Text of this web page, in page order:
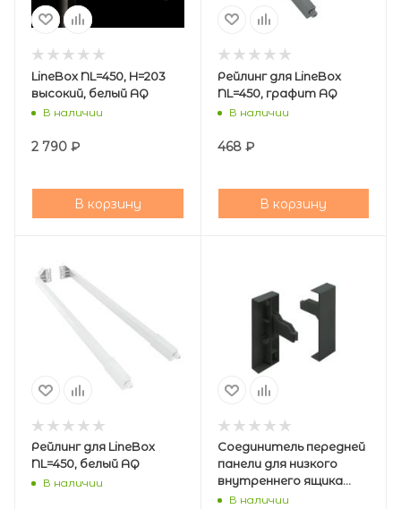
LineBox NL=450, H=203
высокий, белый AQ
В наличии
2 790 ₽
В корзину
Рейлинг для LineBox
NL=450, графит AQ
В наличии
468₽
В корзину
Рейлинг для LineBox
NL=450, белый AQ
В наличии
Соединитель передней
панели для низкого
внутреннего ящика
LineBox H=88, графит
В наличии